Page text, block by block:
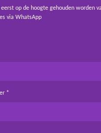
eerst op de hoogte gehouden worden
via WhatsApp
*